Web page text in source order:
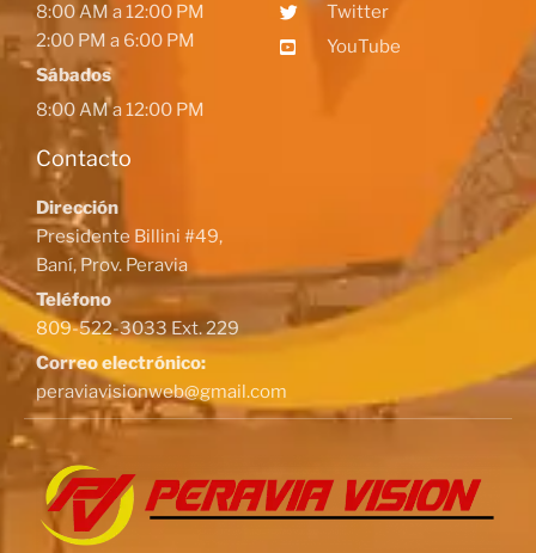
8:00 AM a 12:00 PM
2:00 PM a 6:00 PM
Sábados
8:00 AM a 12:00 PM
Contacto
Dirección
Presidente Billini #49,
Baní, Prov. Peravia
Teléfono
809-522-3033 Ext. 229
Correo electrónico:
peraviavisionweb@gmail.com
Twitter
YouTube